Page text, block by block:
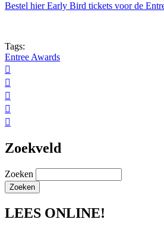
Bestel hier Early Bird tickets voor de
Tags:
Entree Awards





Zoekveld
Zoeken
LEES ONLINE!